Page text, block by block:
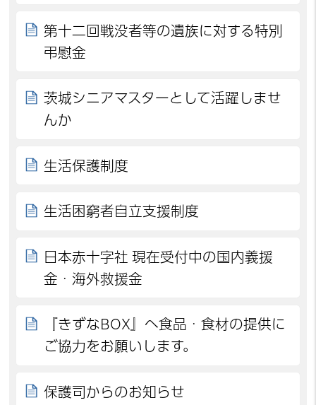
第十二回戦没者等の遺族に対する特別
弔慰金
茨城シニアマスターとして活躍しませ
んか
生活保護制度
生活困窮者自立支援制度
日本赤十字社 現在受付中の国内義援
金・海外救援金
『きずなBOX』へ食品・食材の提供に
ご協力をお願いします。
保護司からのお知らせ